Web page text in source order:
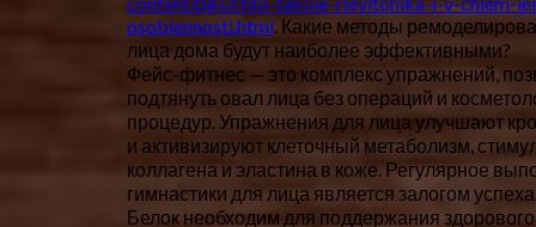
osobiennosti.html. Какие методы
лица дома будут наиболее эффективными?
Фейс-фитнес — это комплекс упражнений,
подтянуть овал лица без операций и
процедур. Упражнения для лица улучшают
и активизируют клеточный метаболизм,
коллагена и эластина в коже. Регулярное
гимнастики для лица является залогом
Белок необходим для поддержания